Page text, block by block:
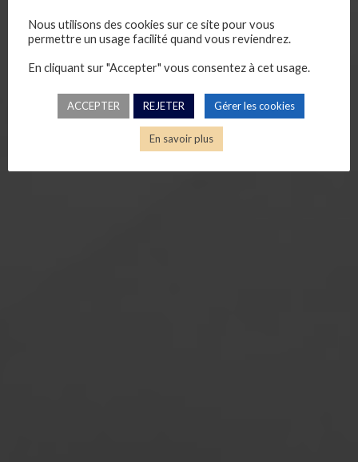
Nous utilisons des cookies sur ce site pour vous
permettre un usage facilité quand vous reviendrez.
En cliquant sur "Accepter" vous consentez à cet usage.
ACCEPTER REJETER Gérer les cookies
En savoir plus